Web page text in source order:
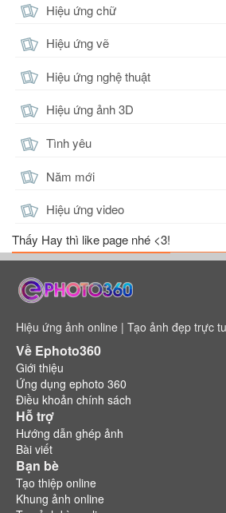
Hiệu ứng chữ
Hiệu ứng vẽ
Hiệu ứng nghệ thuật
Hiệu ứng ảnh 3D
Tình yêu
Năm mới
Hiệu ứng video
Thấy Hay thì like page nhé <3!
Hiệu ứng ảnh online | Tạo ảnh đẹp trực
Về Ephoto360
Giới thiệu
Ứng dụng ephoto 360
Điều khoản chính sách
Hỗ trợ
Hướng dẫn ghép ảnh
Bài viết
Bạn bè
Tạo thiệp online
Khung ảnh online